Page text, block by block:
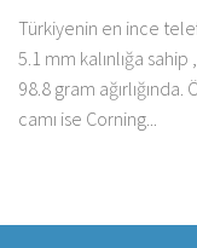
Türkiyenin en ince
5.1 mm kalınlığa sahip
98.8 gram
camı ise Corning...